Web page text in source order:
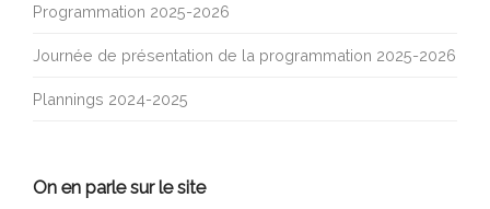
Programmation 2025-2026
Journée de présentation de la programmation 2025-2026
Plannings 2024-2025
On en parle sur le site